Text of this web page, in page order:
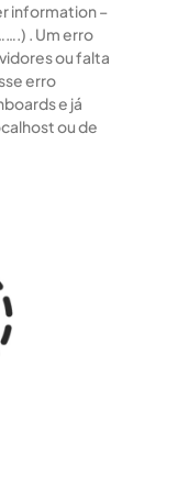
information –
. Um erro
ou falta
erro
e já
ou de